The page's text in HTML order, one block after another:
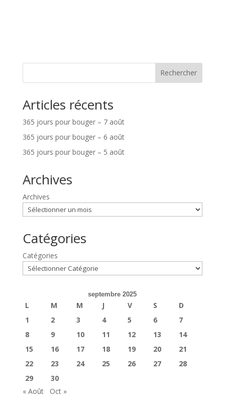
Rechercher
Articles récents
365 jours pour bouger – 7 août
365 jours pour bouger – 6 août
365 jours pour bouger – 5 août
Archives
Archives
Catégories
Catégories
septembre 2025
L M M J V S
D
1
2 3 4 5 6
7
8
9 10 11 12 13
14
15
16 17 18 19 20
21
22
23 24 25 26 27
28
29
30
« Août
Oct »